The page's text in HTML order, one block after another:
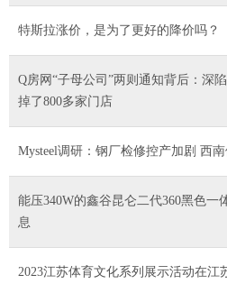
特斯拉涨价，是为了更好的降价吗？
Q房网“子母公司”两则通知背后：深
掉了800多家门店
Mysteel调研：钢厂检修控产加剧 西
能压340W的鑫谷昆仑二代360黑色一
息
2023江苏体育文化系列展示活动在江